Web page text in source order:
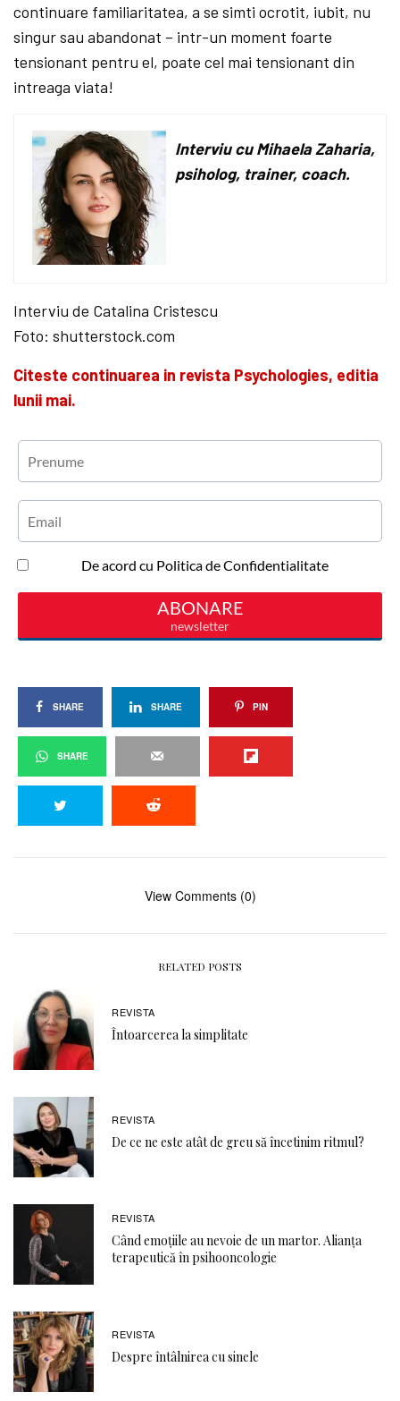
continuare familiaritatea, a se simti ocrotit, iubit, nu
singur sau abandonat – intr-un moment foarte
tensionant pentru el, poate cel mai tensionant din
intreaga viata!
Interviu cu Mihaela Zaharia,
psiholog, trainer, coach.
Interviu de Catalina Cristescu
Foto: shutterstock.com
Citeste continuarea in revista Psychologies, editia
lunii mai.
SHARE SHARE PIN
SHARE
View Comments (0)
RELATED POSTS
REVISTA
Întoarcerea la simplitate
REVISTA
De ce ne este atât de greu să încetinim ritmul?
REVISTA
Când emoţiile au nevoie de un martor. Alianţa
terapeutică în psihooncologie
REVISTA
Despre întâlnirea cu sinele